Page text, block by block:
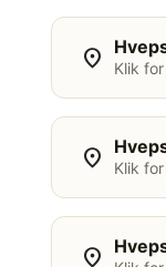
location_on Klik
location_on Klik
location_on